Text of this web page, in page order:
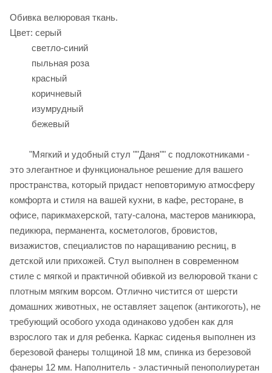
Обивка велюровая ткань.
Цвет: серый
светло-синий
пыльная роза
красный
коричневый
изумрудный
бежевый
"Мягкий и удобный стул ""Даня"" с подлокотниками -
это элегантное и функциональное решение для вашего
пространства, который придаст неповторимую атмосферу
комфорта и стиля на вашей кухни, в кафе, ресторане, в
офисе, парикмахерской, тату-салона, мастеров маникюра,
педикюра, перманента, косметологов, бровистов,
визажистов, специалистов по наращиванию ресниц, в
детской или прихожей. Стул выполнен в современном
стиле с мягкой и практичной обивкой из велюровой ткани с
плотным мягким ворсом. Отлично чистится от шерсти
домашних животных, не оставляет зацепок (антикоготь), не
требующий особого ухода одинаково удобен как для
взрослого так и для ребенка. Каркас сиденья выполнен из
березовой фанеры толщиной 18 мм, спинка из березовой
фанеры 12 мм. Наполнитель - эластичный пенополиуретан